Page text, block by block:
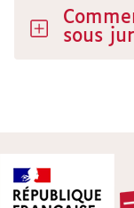
sous